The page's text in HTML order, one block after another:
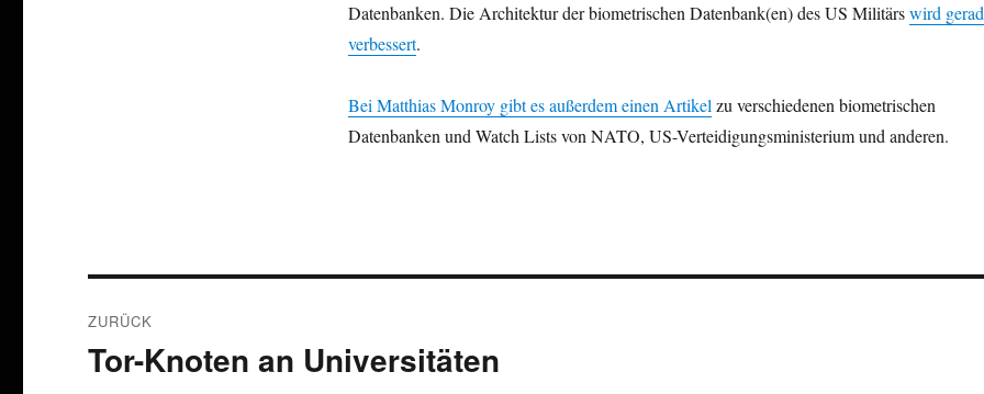
Datenbanken. Die Architektur der biometrischen Datenbank(en) des US Militärswird
verbessert.
Bei Matthias Monroy gibt es außerdem einen Artikel zu verschiedenen biometrischen
Datenbanken und Watch Lists von NATO, US-Verteidigungsministerium und anderen.
ZURÜCK
Vorheriger
Tor-Knoten an Universitäten